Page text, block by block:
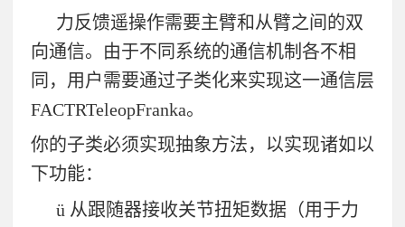
力反馈遥操作需要主臂和从臂之间的双
向通信。由于不同系统的通信机制各不相
同，用户需要通过子类化来实现这一通信层
FACTRTeleopFranka。
你的子类必须实现抽象方法，以实现诸如以
下功能：
ü 从跟随器接收关节扭矩数据（用于力